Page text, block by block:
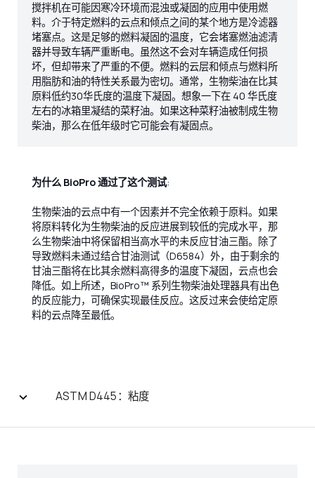
搅拌机在可能因寒冷环境而混浊或凝固的应用中使用燃
料。介于特定燃料的云点和倾点之间的某个地方是冷滤器
堵塞点。这是足够的燃料凝固的温度，它会堵塞燃油滤清
器并导致车辆严重断电。虽然这不会对车辆造成任何损
坏，但却带来了严重的不便。燃料的云层和倾点与燃料所
用脂肪和油的特性关系最为密切。通常，生物柴油在比其
原料低约30华氏度的温度下凝固。想象一下在 40 华氏度
左右的冰箱里凝结的菜籽油。如果这种菜籽油被制成生物
柴油，那么在低年级时它可能会有凝固点。
为什么 BioPro 通过了这个测试:
生物柴油的云点中有一个因素并不完全依赖于原料。如果
将原料转化为生物柴油的反应进展到较低的完成水平，那
么生物柴油中将保留相当高水平的未反应甘油三酯。除了
导致燃料未通过结合甘油测试（D6584）外，由于剩余的
甘油三酯将在比其余燃料高得多的温度下凝固，云点也会
降低。如上所述，BioPro™ 系列生物柴油处理器具有出色
的反应能力，可确保实现最佳反应。这反过来会使给定原
料的云点降至最低。
ASTM D445：粘度